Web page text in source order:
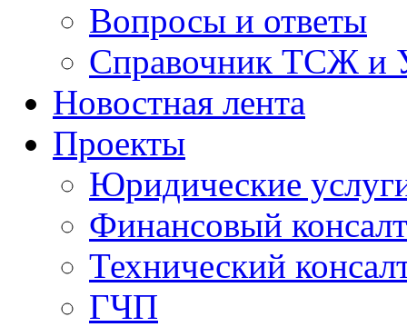
Вопросы и ответы
Справочник ТСЖ и
Новостная лента
Проекты
Юридические
Финансовый
Технический
ГЧП